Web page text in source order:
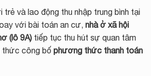
trẻ và lao động thu nhập trung bình tại
với bài toán an cư, nhà ở xã hội
(lô 9A) tiếp tục thu hút sự quan tâm
thức công bố phương thức thanh toán